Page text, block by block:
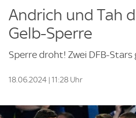
Andrich und Tah
Gelb-Sperre
Sperre droht! Zwei DFB-
18.06.2024 | 11:28 Uhr